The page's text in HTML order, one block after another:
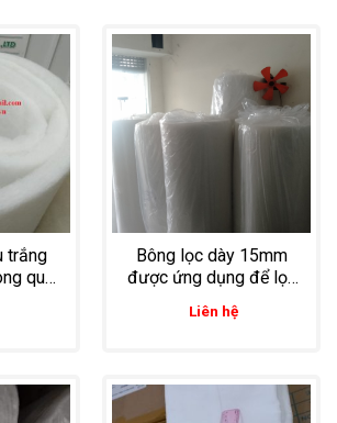
trắng
quá
nuôi
Bông lọc dày 15mm
được ứng dụng để lọc
Liên hệ